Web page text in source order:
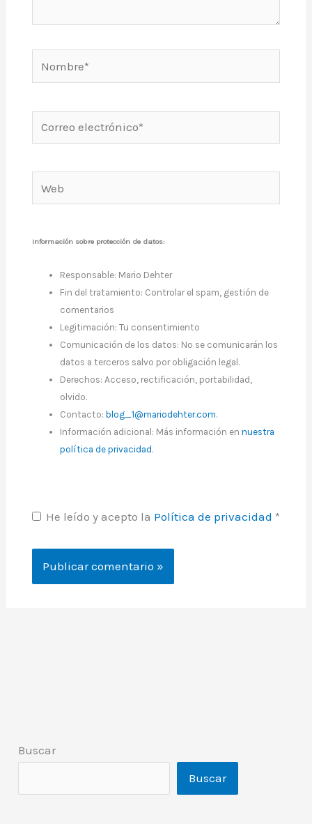
Nombre*
electrónico*
Información sobre protección de datos:
Responsable: Mario Dehter
Fin del tratamiento: Controlar el spam, gestión de
comentarios
Legitimación: Tu consentimiento
Comunicación de los datos: No se comunicarán los
datos a terceros salvo por obligación legal.
Derechos: Acceso, rectificación, portabilidad,
olvido.
Contacto: blog_1@mariodehter.com.
Información adicional: Más información ennuestra
política de privacidad .
He leído y acepto la Política de privacidad *
Buscar
Buscar